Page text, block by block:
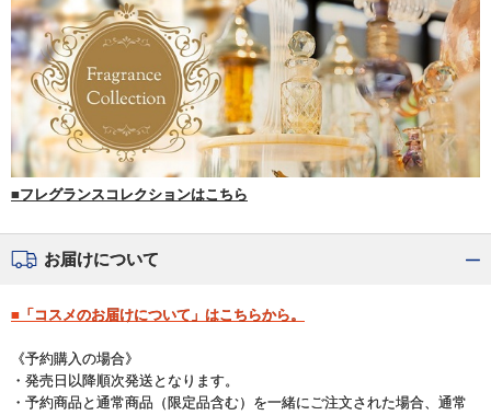
■フレグランスコレクションはこちら
お届けについて
■「コスメのお届けについて」はこちらから。
《予約購入の場合》
・発売日以降順次発送となります。
・予約商品と通常商品（限定品含む）を一緒にご注文された場合、通常